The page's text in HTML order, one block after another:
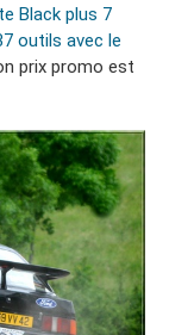
Black plus 7
outils avec le
prix promo est